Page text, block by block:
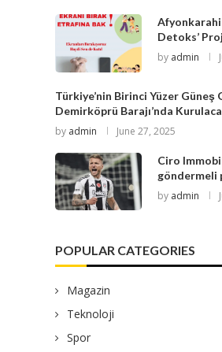
Detoks’
by admin
Türkiye’nin Birinci Yüzer Güneş
Demirköprü Barajı’nda
by admin June 27, 2025
Ciro
göndermeli
by admin
POPULAR CATEGORIES
Magazin
Teknoloji
Spor